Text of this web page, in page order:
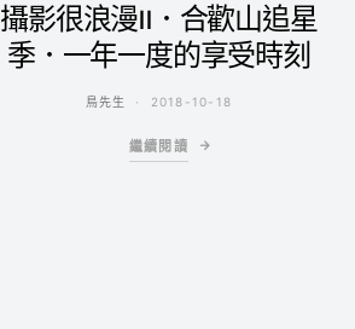
攝影很浪漫II．合歡山追星
季．一年一度的享受時刻
鳥先生 2018-10-18
繼續閱讀